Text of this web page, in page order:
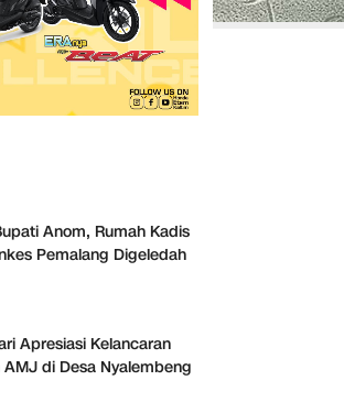
Anom, Rumah Kadis
Pemalang Digeledah
Apresiasi Kelancaran
di Desa Nyalembeng